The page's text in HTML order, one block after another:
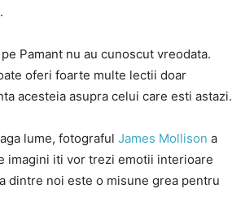
Pamant nu au cunoscut vreodata.
oferi foarte multe lectii doar
acesteia asupra celui care esti astazi.
lume, fotograful James Mollison a
imagini iti vor trezi emotii interioare
dintre noi este o misune grea pentru